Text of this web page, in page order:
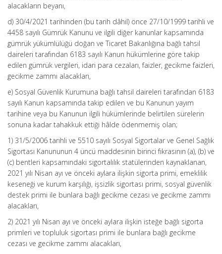
alacakların beyanı,
d) 30/4/2021 tarihinden (bu tarih dâhil) önce 27/10/1999 tarihli ve
4458 sayılı Gümrük Kanunu ve ilgili diğer kanunlar kapsamında
gümrük yükümlülüğü doğan ve Ticaret Bakanlığına bağlı tahsil
daireleri tarafından 6183 sayılı Kanun hükümlerine göre takip
edilen gümrük vergileri, idari para cezaları, faizler, gecikme faizleri,
gecikme zammı alacakları,
e) Sosyal Güvenlik Kurumuna bağlı tahsil daireleri tarafından 6183
sayılı Kanun kapsamında takip edilen ve bu Kanunun yayım
tarihine veya bu Kanunun ilgili hükümlerinde belirtilen sürelerin
sonuna kadar tahakkuk ettiği hâlde ödenmemiş olan;
1) 31/5/2006 tarihli ve 5510 sayılı Sosyal Sigortalar ve Genel Sağlık
Sigortası Kanununun 4 üncü maddesinin birinci fıkrasının (a), (b) ve
(c) bentleri kapsamındaki sigortalılık statülerinden kaynaklanan,
2021 yılı Nisan ayı ve önceki aylara ilişkin sigorta primi, emeklilik
keseneği ve kurum karşılığı, işsizlik sigortası primi, sosyal güvenlik
destek primi ile bunlara bağlı gecikme cezası ve gecikme zammı
alacakları,
2) 2021 yılı Nisan ayı ve önceki aylara ilişkin isteğe bağlı sigorta
primleri ve topluluk sigortası primi ile bunlara bağlı gecikme
cezası ve gecikme zammı alacakları,